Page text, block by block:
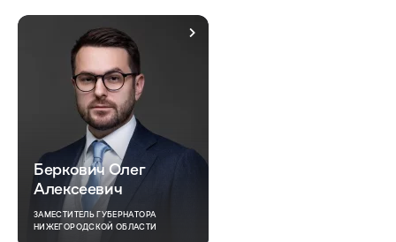
Беркович Олег
Алексеевич
ЗАМЕСТИТЕЛЬ ГУБЕРНАТОРА
НИЖЕГОРОДСКОЙ ОБЛАСТИ